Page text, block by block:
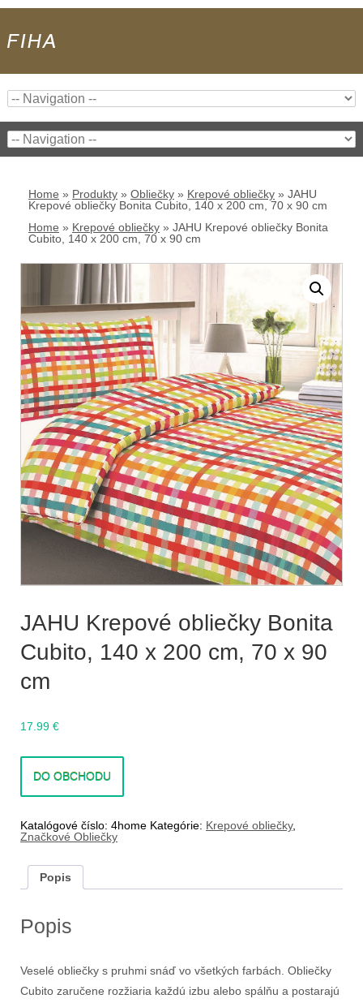
Home » Produkty » Obliečky » Krepové obliečky » JAHU
Krepové obliečky Bonita Cubito, 140 x 200 cm, 70 x 90 cm
Home » Krepové obliečky » JAHU Krepové obliečky Bonita
Cubito, 140 x 200 cm, 70 x 90 cm
JAHU Krepové obliečky Bonita
Cubito, 140 x 200 cm, 70 x 90
cm
17.99 €
DO OBCHODU
Katalógové číslo: 4home Kategórie: Krepové obliečky,
Značkové Obliečky
Popis
Popis
Veselé obliečky s pruhmi snáď vo všetkých farbách. Obliečky
Cubito zaručene rozžiaria každú izbu alebo spálňu a postarajú